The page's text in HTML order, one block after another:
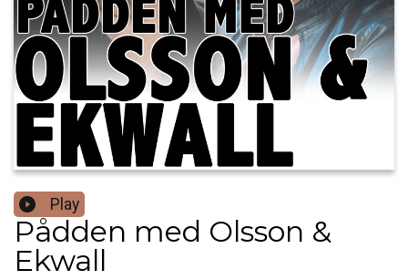
Play
Pådden med Olsson &
Ekwall